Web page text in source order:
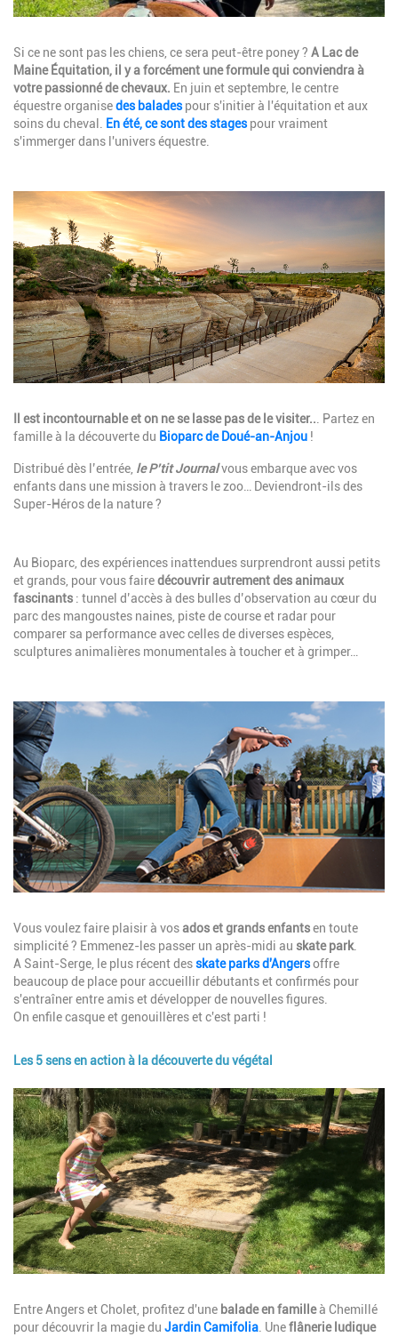
Description
Si ce ne sont pas les chiens, ce sera peut-être poney ? A Lac de
Maine Équitation, il y a forcément une formule qui conviendra à
votre passionné de chevaux. En juin et septembre, le centre
équestre organisedes baladespour s'initier à l'équitation et aux
soins du cheval.
En été, ce sont des stagespour vraiment
s'immerger dans l'univers équestre.
Image
Description
Il est incontournable et on ne se lasse pas de le visiter.. . Partez en
famille à la découverte du Bioparc de Doué-an-Anjou !
Distribué dès l’entrée, le P’tit Journalvous embarque avec vos
enfants dans une mission à travers le zoo… Deviendront-ils des
Super-Héros de la nature ?
Description
Au Bioparc, des expériences inattendues surprendront aussi petits
et grands, pour vousfairedécouvrir autrement des animaux
fascinants : tunnel d’accès à des bulles d’observation au cœur du
parc des mangoustes naines, piste de course et radar pour
comparer sa performance avec celles de diverses espèces,
sculptures animalières monumentales à toucher et à grimper…
Image
Description
Vous voulez faire plaisir à vosados et grands enfantsen toute
simplicité ? Emmenez-les passer un après-midi au skate park.
A Saint-Serge, le plus récent desskate parks d'Angersoffre
beaucoup de place pour accueillir débutants et confirmés pour
s'entraîner entre amis et développer de nouvelles figures.
On enfile casque et genouillères et c'est parti !
Les 5 sens en action à la découverte du végétal
Image
Description
Entre Angers et Cholet, profitez d'une balade en familleà Chemillé
pour découvrir la magie du Jardin Camifolia. Uneflânerie ludique